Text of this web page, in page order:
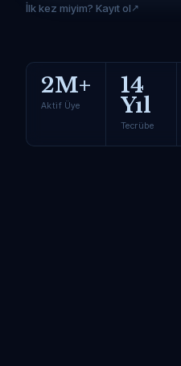
İlk kez miyim? Kayıt ol
2M+
Aktif Üye
14
Yıl
Tecrübe